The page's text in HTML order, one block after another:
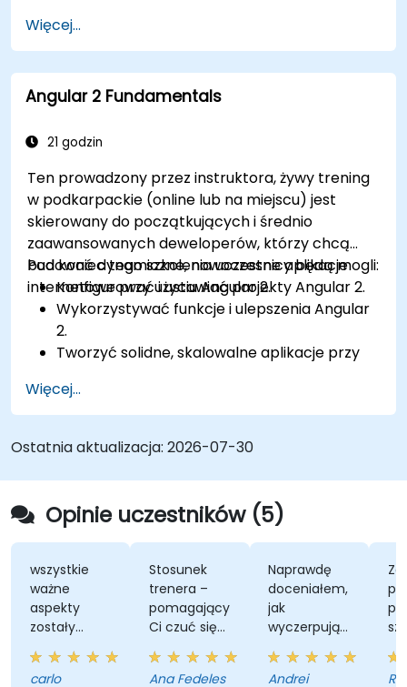
Więcej...
Angular 2 Fundamentals
21 godzin
Ten prowadzony przez instruktora, żywy trening
w podkarpackie (online lub na miejscu) jest
skierowany do początkujących i średnio
zaawansowanych deweloperów, którzy chcą
budować dynamiczne, nowoczesne aplikacje
internetowe przy użyciu Angular 2.
Pod koniec tego szkolenia uczestnicy będą mogli:
Konfigurować i ustawiać projekty Angular 2.
Wykorzystywać funkcje i ulepszenia Angular
2.
Tworzyć solidne, skalowalne aplikacje przy
Wdrażać najlepsze praktyki w organizacji
kodu i architekturze.
Integrować aplikacje Angular z RESTful API.
Więcej...
Ostatnia aktualizacja: 2026-07-30
Opinie uczestników (5)
wszystkie
ważne
aspekty
zostały
pokryte
carlo
Stosunek
trenera –
pomagający
Ci czuć się
komfortowo,
żartujący,
Ana Fedeles
Naprawdę
doceniałem,
jak
wyczerpujące
było to kurs!
Obejmował
Andrei